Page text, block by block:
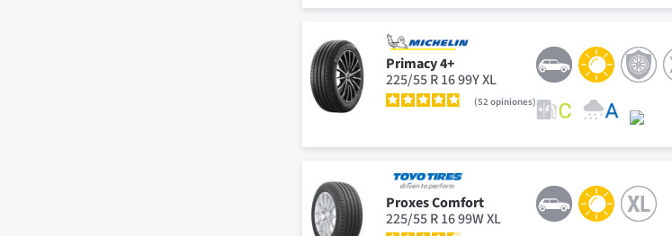
Primacy 4+
225/55 R 16 99Y XL
52opiniones
Proxes Comfort
225/55 R 16 99W XL